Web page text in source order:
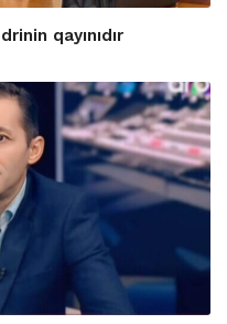
qayınıdır